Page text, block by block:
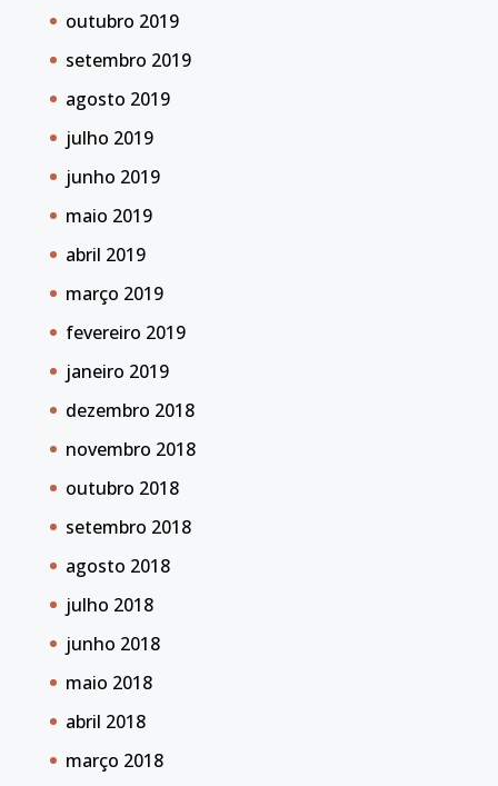
outubro 2019
setembro 2019
agosto 2019
julho 2019
junho 2019
maio 2019
abril 2019
março 2019
fevereiro 2019
janeiro 2019
dezembro 2018
novembro 2018
outubro 2018
setembro 2018
agosto 2018
julho 2018
junho 2018
maio 2018
abril 2018
março 2018